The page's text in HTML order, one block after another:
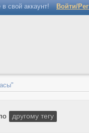
в свой аккаунт! Войти/
другому тегу